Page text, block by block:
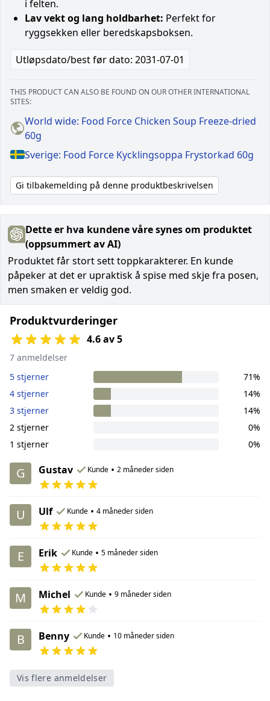
i felten.
Lav vekt og lang holdbarhet: Perfekt for
ryggsekken eller beredskapsboksen.
Utløpsdato/best før dato: 2031-07-01
THIS PRODUCT CAN ALSO BE FOUND ON OUR OTHER INTERNATIONAL
SITES:
World wide: Food Force Chicken Soup Freeze-dried
60g
Sverige: Food Force Kycklingsoppa Frystorkad 60g
Gi tilbakemelding på denne produktbeskrivelsen
Dette er hva kundene våre synes om produktet
(oppsummert av AI)
Produktet får stort sett toppkarakterer. En kunde
påpeker at det er upraktisk å spise med skje fra posen,
men smaken er veldig god.
Produktvurderinger
4.6 av 5
7 anmeldelser
5 stjerner
71%
4 stjerner
14%
3 stjerner
14%
2 stjerner
0%
1 stjerner
0%
G Gustav Kunde • 2 måneder siden
U Ulf Kunde • 4 måneder siden
E Erik Kunde • 5 måneder siden
M Michel Kunde • 9 måneder siden
B Benny Kunde • 10 måneder siden
Vis flere anmeldelser